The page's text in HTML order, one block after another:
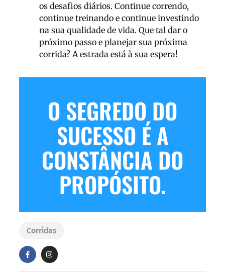
os desafios diários. Continue correndo,
continue treinando e continue investindo
na sua qualidade de vida. Que tal dar o
próximo passo e planejar sua próxima
corrida? A estrada está à sua espera!
O SEGREDO DO
SUCESSO É A
CONSTÂNCIA DO
PROPÓSITO.
Corridas